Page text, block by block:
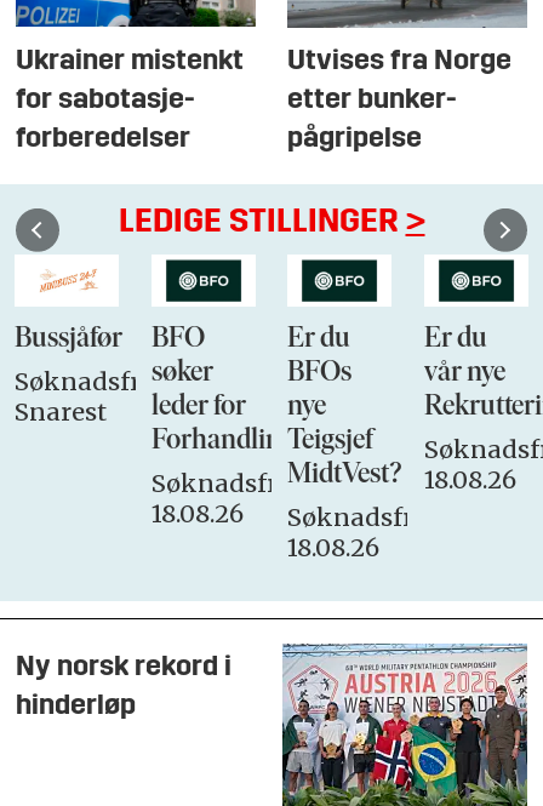
Ukrainer mistenkt
for sabotasje-
forberedelser
Utvises fra Norge
etter bunker-
pågripelse
LEDIGE STILLINGER >
Bussjåfør
Søknadsfrist:
Snarest
BFO
søker
leder for
Forhandlingsutvalget
Søknadsfrist:
18.08.26
Er du
BFOs
nye
Teigsjef
MidtVest?
Søknadsfrist:
18.08.26
Er du
vår nye
18.08.26
Ny norsk rekord i
hinderløp